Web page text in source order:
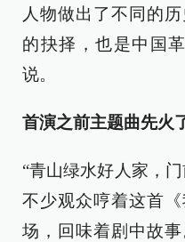
人物做出了不同的
的抉择，也是中国
说。
首演之前主题曲先火
“青山绿水好人家，
不少观众哼着这首
场，回味着剧中故